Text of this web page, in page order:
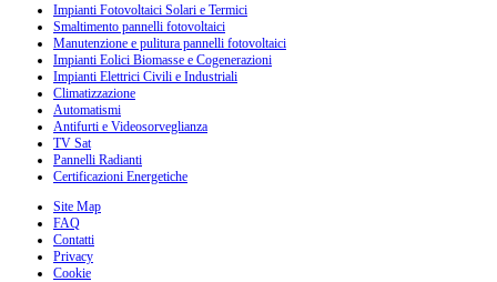
Impianti Fotovoltaici Solari e Termici
Smaltimento pannelli fotovoltaici
Manutenzione e pulitura pannelli fotovoltaici
Impianti Eolici Biomasse e Cogenerazioni
Impianti Elettrici Civili e Industriali
Climatizzazione
Automatismi
Antifurti e Videosorveglianza
TV Sat
Pannelli Radianti
Certificazioni Energetiche
Site Map
FAQ
Contatti
Privacy
Cookie